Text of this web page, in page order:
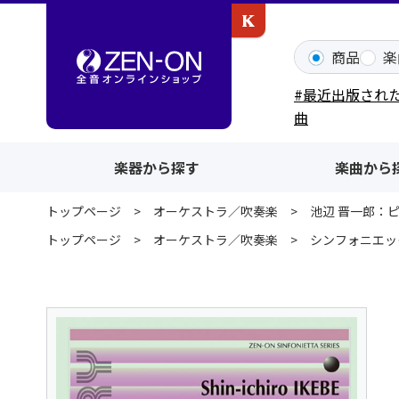
商品
#最近出版され
曲
楽器から探す 楽曲から
トップページ オーケストラ／吹奏楽
池辺 晋一郎：
トップページ
オーケストラ／吹奏楽 シンフォニエ